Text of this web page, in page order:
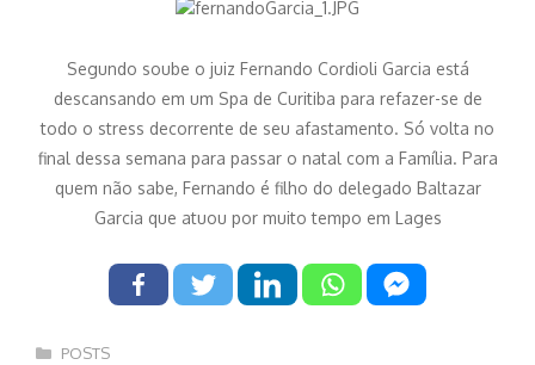
Segundo soube o juiz Fernando Cordioli Garcia está
descansando em um Spa de Curitiba para refazer-se de
todo o stress decorrente de seu afastamento. Só volta no
final dessa semana para passar o natal com a Família. Para
quem não sabe, Fernando é filho do delegado Baltazar
Garcia que atuou por muito tempo em Lages
Categorias
POSTS